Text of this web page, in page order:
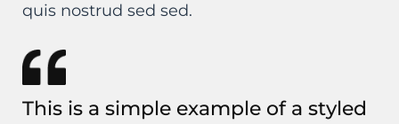
quis nostrud sed sed.
This is a simple example of a styled